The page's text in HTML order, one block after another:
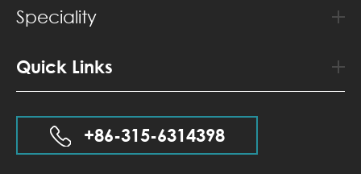
Speciality
Quick Links
+86-315-6314398